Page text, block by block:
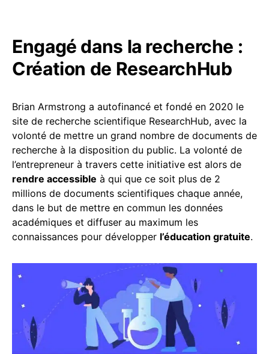
Engagé dans la recherche :
Création de ResearchHub
Brian Armstrong a autofinancé et fondé en 2020 le
site de recherche scientifique ResearchHub, avec la
volonté de mettre un grand nombre de documents de
recherche à la disposition du public. La volonté de
l’entrepreneur à travers cette initiative est alors de
rendre accessible à qui que ce soit plus de 2
millions de documents scientifiques chaque année,
dans le but de mettre en commun les données
académiques et diffuser au maximum les
connaissances pour développer l’éducation gratuite.